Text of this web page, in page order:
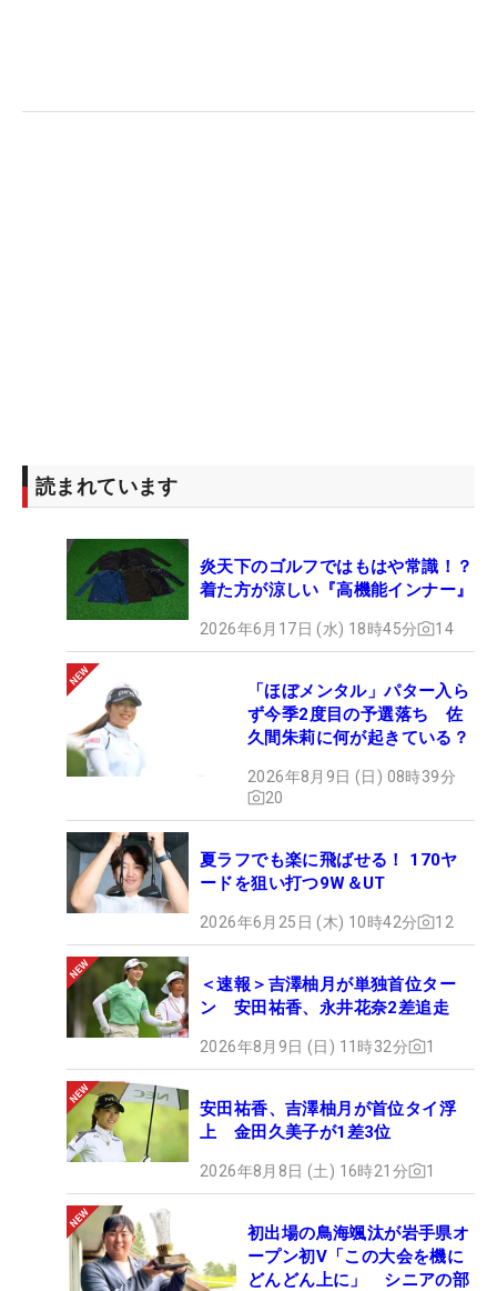
読まれています
炎天下のゴルフではもはや常識！？
着た方が涼しい『高機能インナー』
2026年6月17日 (水) 18時45分 14
「ほぼメンタル」パター入ら
ず今季2度目の予選落ち 佐
久間朱莉に何が起きている？
2026年8月9日 (日) 08時39分
20
夏ラフでも楽に飛ばせる！ 170ヤ
ードを狙い打つ9W＆UT
2026年6月25日 (木) 10時42分 12
＜速報＞吉澤柚月が単独首位ター
ン 安田祐香、永井花奈2差追走
2026年8月9日 (日) 11時32分 1
安田祐香、吉澤柚月が首位タイ浮
上 金田久美子が1差3位
2026年8月8日 (土) 16時21分 1
初出場の鳥海颯汰が岩手県オ
ープン初V「この大会を機に
どんどん上に」 シニアの部